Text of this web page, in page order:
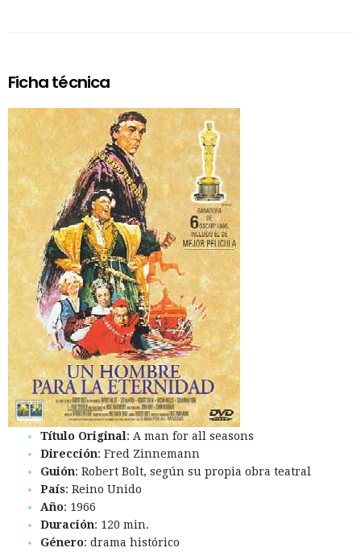
Ficha técnica
Título Original: A man for all seasons
Dirección: Fred Zinnemann
Guión: Robert Bolt, según su propia obra teatral
País: Reino Unido
Año: 1966
Duración: 120 min.
Género: drama histórico